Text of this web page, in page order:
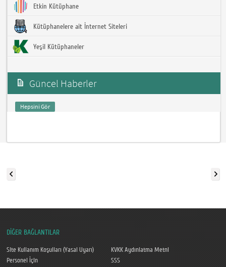
Etkin Kütüphane
Kütüphanelere ait İnternet Siteleri
Yeşil Kütüphaneler
Güncel Haberler
Hepsini Gör
DİĞER BAĞLANTILAR
Site Kullanım Koşulları (Yasal Uyarı)
KVKK Aydınlatma Metni
Personel İçin
SSS